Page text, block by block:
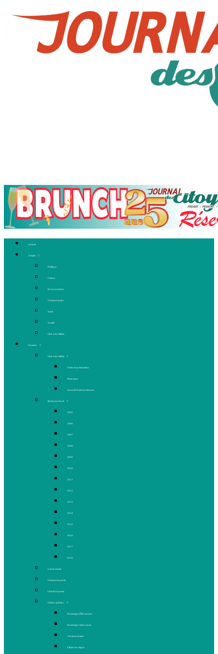
Accueil
Articles
Politique
Culture
Environnement
Communautaire
Santé
Société
Club Ado Média
Dossiers
Club Ado Média
Vidéo de présentation
Historique
Journal des jeunes citoyens
Rivière du Nord
2005
2006
2007
2008
2009
2010
2011
2012
2013
2014
2015
2016
2017
2018
Gaz de schiste
Femmes de parole
Liberté de presse
Cahiers spéciaux
Hommage à Élie Laroche
Hommage à Jean Laurin
10e anniversaire
Cahiers du Japon